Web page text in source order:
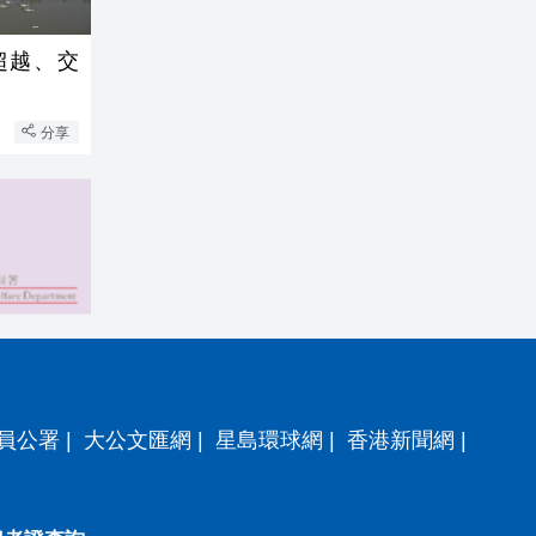
越、交
分享
公署 | 大公文匯網 | 星島環球網 | 香港新聞網 |